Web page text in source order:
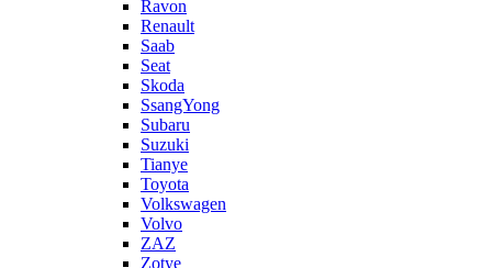
Ravon
Renault
Saab
Seat
Skoda
SsangYong
Subaru
Suzuki
Tianye
Toyota
Volkswagen
Volvo
ZAZ
Zotye